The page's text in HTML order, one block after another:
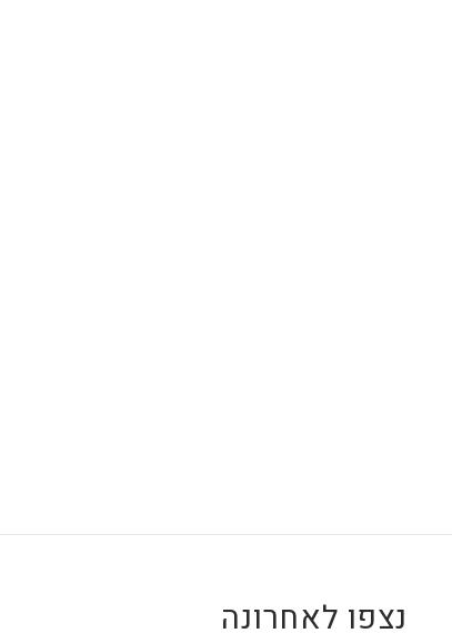
נצפו לאחרונה